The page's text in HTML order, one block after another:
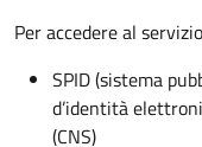
Per accedere al
SPID (sistema
d’identità
(CNS)